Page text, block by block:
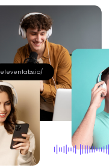
elevenlabs.io/